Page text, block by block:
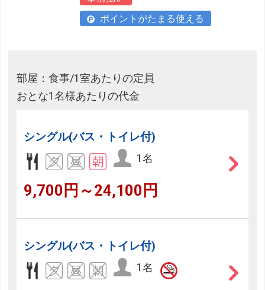
ポイントがたまる使える
部屋：食事/1室あたりの定員
おとな1名様あたりの代金
シングル(バス・トイレ付)
1名
9,700円～24,100円
シングル(バス・トイレ付)
1名